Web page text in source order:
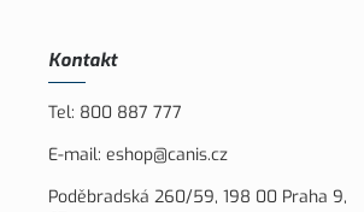
Kontakt
Tel: 800 887 777
E-mail: eshop@canis.cz
Poděbradská 260/59, 198 00 Praha 9,